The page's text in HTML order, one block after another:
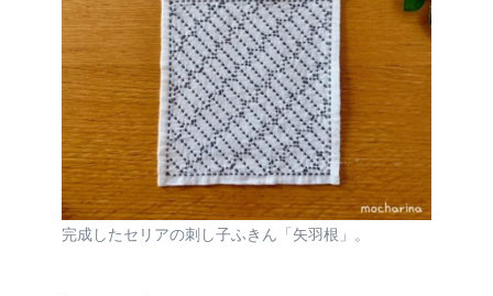
完成したセリアの刺し子ふきん「矢羽根」。